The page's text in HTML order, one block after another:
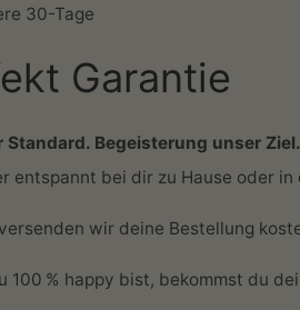
30-Tage
Garantie
Begeisterung unser Ziel.
entspannt bei dir zu Hause oder
wir deine Bestellung
100 % happy bist, bekommst du